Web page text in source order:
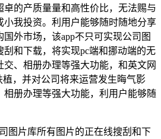
的产质量量和高性价比，无法赐与
小我投资。利用户能够随时随地分享
外市场，该app不只可实现公司图
刮和下载，将实现pc端和挪动端的无
、相册办理等强大功能，和英文网
植，并对公司将来运营发生晦气影
相册办理等强大功能，利用户能够随
片库所有图片的正在线搜刮和下